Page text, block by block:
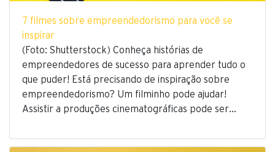
7 filmes sobre empreendedorismo para você se
inspirar
(Foto: Shutterstock) Conheça histórias de
empreendedores de sucesso para aprender tudo o
que puder! Está precisando de inspiração sobre
empreendedorismo? Um filminho pode ajudar!
Assistir a produções cinematográficas pode ser…